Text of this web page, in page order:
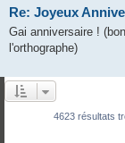
Re: Joyeux
Gai anniversaire !
l'orthographe)
4623 résultats